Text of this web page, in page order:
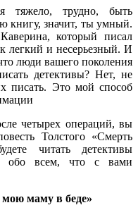
тяжело, трудно, быть
книгу, значит, ты умный.
который писал
легкий и несерьезный. И
люди вашего поколения
детективы? Нет, не
писать. Это мой способ
четырех операций, вы
Толстого «Смерть
читать детективы
обо всем, что с вами
маму в беде»